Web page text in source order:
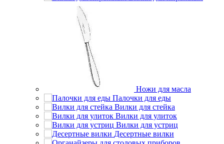
Ножи для масла
Палочки для еды
Вилки для стейка
Вилки для улиток
Вилки для устриц
Десертные вилки